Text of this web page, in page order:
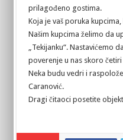
prilagođeno gostima.
Koja je vaš poruka
Našim kupcima želimo da
„Tekijanku“. Nastavićemo
poverenje u nas skoro
Neka budu vedri i
Caranović.
Dragi čitaoci posetite